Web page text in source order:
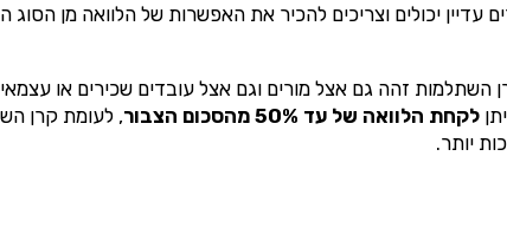
יכולים וצריכים להכיר את האפשרות של הלוואה מן הסוג
השתלמות זהה גם אצל מורים וגם אצל עובדים שכירים או
לקחת הלוואה של עד 50% מהסכום הצבור , לעומת קרן
יותר.